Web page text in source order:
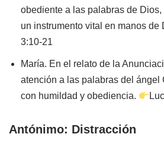
obediente a las palabras de
un instrumento vital en manos de
3:10-21
María. En el relato de la
atención a las palabras del ángel
con humildad y obediencia.
Antónimo: Distracción